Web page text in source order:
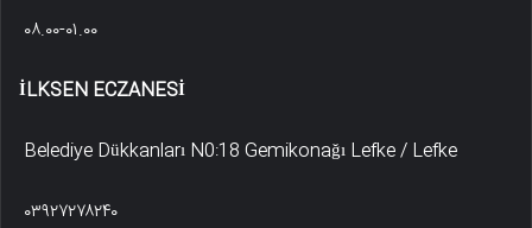
۰۸.۰۰-۰۱.۰۰
İLKSEN ECZANESİ
Belediye Dükkanları N0:18 Gemikonağı Lefke / Lefke
۰۳۹۲۷۲۷۸۲۴۰